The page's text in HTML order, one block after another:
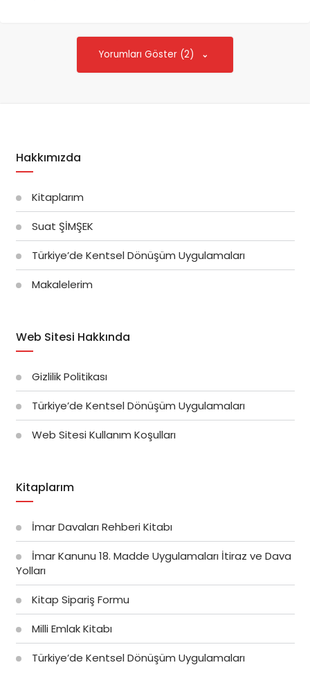
Yorumları Göster (2)
Hakkımızda
Kitaplarım
Suat ŞİMŞEK
Türkiye’de Kentsel Dönüşüm Uygulamaları
Makalelerim
Web Sitesi Hakkında
Gizlilik Politikası
Türkiye’de Kentsel Dönüşüm Uygulamaları
Web Sitesi Kullanım Koşulları
Kitaplarım
İmar Davaları Rehberi Kitabı
İmar Kanunu 18. Madde Uygulamaları İtiraz ve Dava
Yolları
Kitap Sipariş Formu
Milli Emlak Kitabı
Türkiye’de Kentsel Dönüşüm Uygulamaları